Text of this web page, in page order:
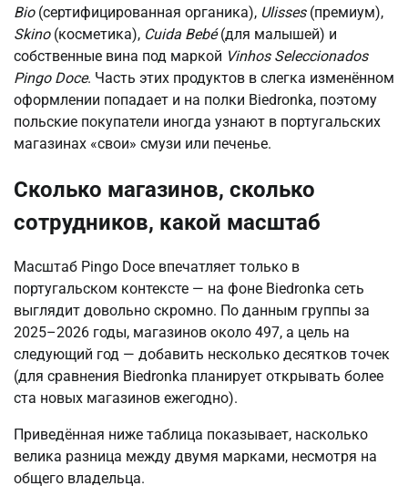
Bio(сертифицированная органика), Ulisses(премиум),
Skino(косметика), Cuida Bebé(для малышей) и
собственные вина под маркой Vinhos Seleccionados
Pingo Doce. Часть этих продуктов в слегка изменённом
оформлении попадает и на полки Biedronka, поэтому
польские покупатели иногда узнают в португальских
магазинах «свои» смузи или печенье.
Сколько магазинов, сколько
сотрудников, какой масштаб
Масштаб Pingo Doce впечатляет только в
португальском контексте — на фоне Biedronka сеть
выглядит довольно скромно. По данным группы за
2025–2026 годы, магазинов около 497, а цель на
следующий год — добавить несколько десятков точек
(для сравнения Biedronka планирует открывать более
ста новых магазинов ежегодно).
Приведённая ниже таблица показывает, насколько
велика разница между двумя марками, несмотря на
общего владельца.